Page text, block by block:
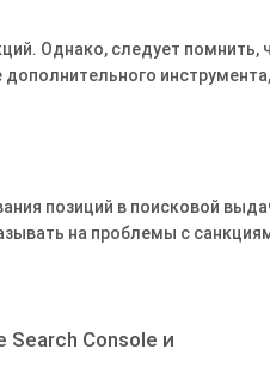
Однако, следует помнить,
позиций в поисковой
на проблемы с
Console и